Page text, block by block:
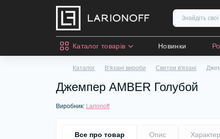
Каталог товарів Новинки
Каталог В'язані вироби Светри в'язані
Джемпер AMBER Голубой
Виробник: Larionoff
Все про товар Опис